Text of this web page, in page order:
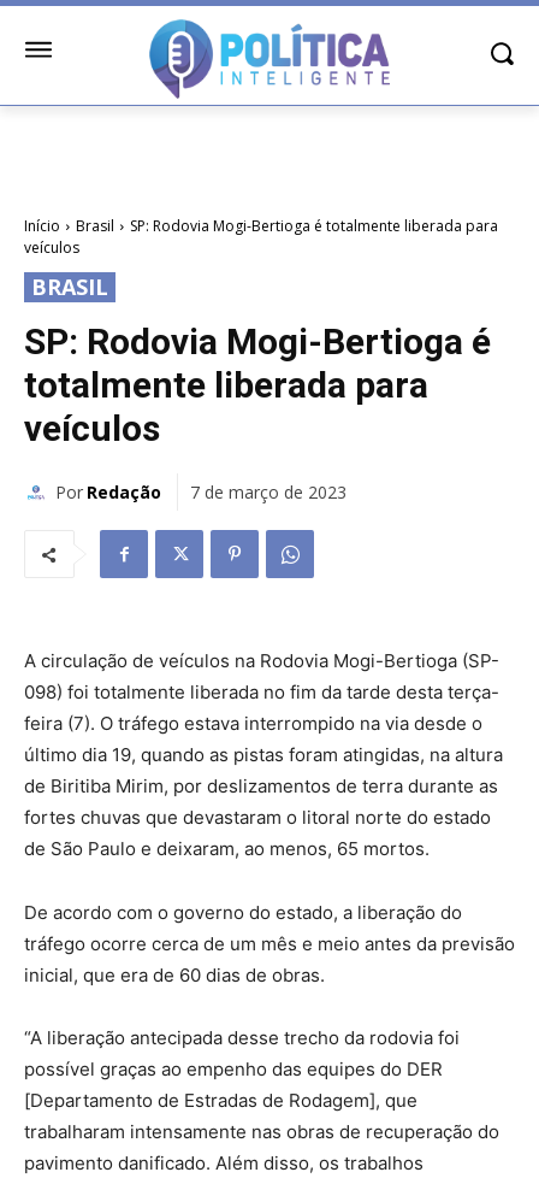
Início Brasil
SP: Rodovia Mogi-Bertioga é totalmente liberada para
veículos
BRASIL
SP: Rodovia Mogi-Bertioga é
totalmente liberada para
veículos
Por Redação 7 de março de 2023
A circulação de veículos na Rodovia Mogi-Bertioga (SP-
098) foi totalmente liberada no fim da tarde desta terça-
feira (7). O tráfego estava interrompido na via desde o
último dia 19, quando as pistas foram atingidas, na altura
de Biritiba Mirim, por deslizamentos de terra durante as
fortes chuvas que devastaram o litoral norte do estado
de São Paulo e deixaram, ao menos, 65 mortos.
De acordo com o governo do estado, a liberação do
tráfego ocorre cerca de um mês e meio antes da previsão
inicial, que era de 60 dias de obras.
“A liberação antecipada desse trecho da rodovia foi
possível graças ao empenho das equipes do DER
[Departamento de Estradas de Rodagem], que
trabalharam intensamente nas obras de recuperação do
pavimento danificado. Além disso, os trabalhos